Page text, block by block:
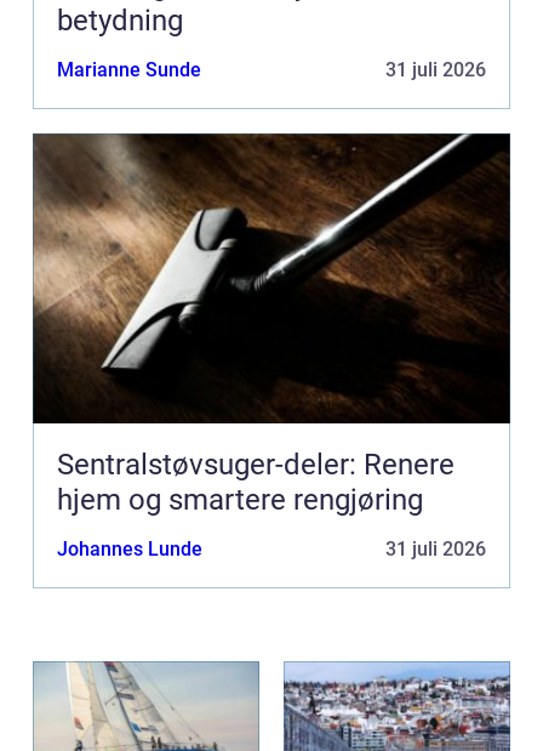
betydning
Marianne Sunde 31 juli 2026
Sentralstøvsuger-deler: Renere
hjem og smartere rengjøring
Johannes Lunde 31 juli 2026